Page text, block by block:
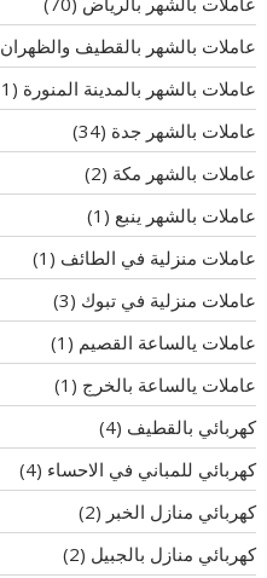
عاملات بالشهر بالقطيف والظهران
عاملات بالشهر بالمدينة المنورة (1)
عاملات بالشهر جدة (34)
عاملات بالشهر مكة (2)
عاملات بالشهر ينبع (1)
عاملات منزلية في الطائف (1)
عاملات منزلية في تبوك (3)
عاملات يالساعة القصيم (1)
عاملات يالساعة بالخرج (1)
كهربائي بالقطيف (4)
كهربائي للمباني في الاحساء (4)
كهربائي منازل الخبر (2)
كهربائي منازل بالجبيل (2)